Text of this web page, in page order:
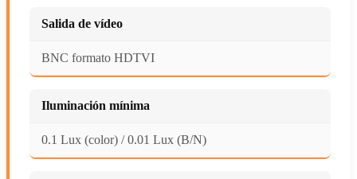
Salida de vídeo
BNC formato HDTVI
Iluminación mínima
0.1 Lux (color) / 0.01 Lux (B/N)